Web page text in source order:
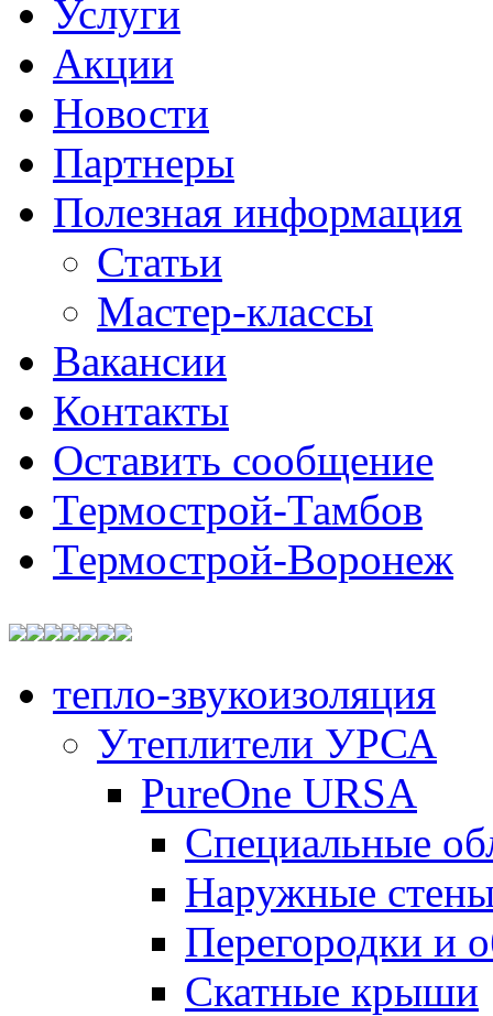
Услуги
Акции
Новости
Партнеры
Полезная информация
Статьи
Мастер-классы
Вакансии
Контакты
Оставить сообщение
Термострой-Тамбов
Термострой-Воронеж
тепло-звукоизоляция
Утеплители УРСА
PureOne URSA
Специальные
Наружные
Перегородки и
Скатные крыши